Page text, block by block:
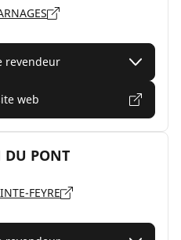
revendeur
web
DU PONT
FEYRE